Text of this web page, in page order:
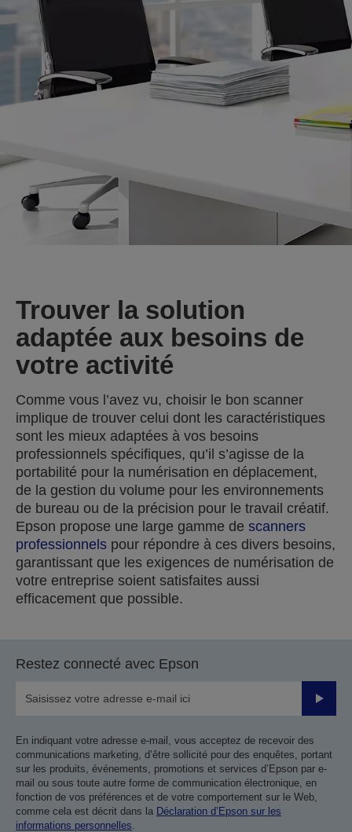
Trouver la solution
adaptée aux besoins de
votre activité
Comme vous l’avez vu, choisir le bon scanner
implique de trouver celui dont les caractéristiques
sont les mieux adaptées à vos besoins
professionnels spécifiques, qu’il s’agisse de la
portabilité pour la numérisation en déplacement,
de la gestion du volume pour les environnements
de bureau ou de la précision pour le travail créatif.
Epson propose une large gamme de scanners
professionnels pour répondre à ces divers besoins,
garantissant que les exigences de numérisation de
votre entreprise soient satisfaites aussi
efficacement que possible.
Restez connecté avec Epson
Valider
En indiquant votre adresse e-mail, vous acceptez de recevoir des
communications marketing, d’être sollicité pour des enquêtes, portant
sur les produits, événements, promotions et services d’Epson par e-
mail ou sous toute autre forme de communication électronique, en
fonction de vos préférences et de votre comportement sur le Web,
comme cela est décrit dans la Déclaration d’Epson sur les
informations personnelles.